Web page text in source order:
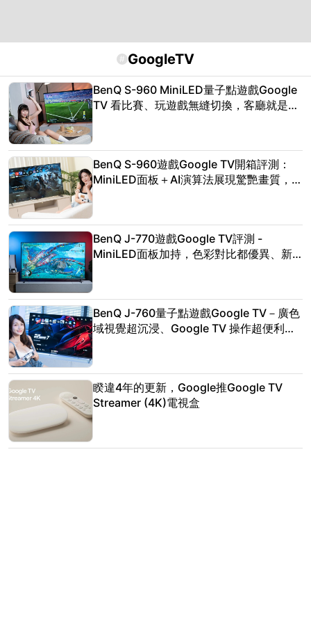
# GoogleTV
BenQ S-960 MiniLED量子點遊戲Google
TV 看比賽、玩遊戲無縫切換，客廳就是你
BenQ S-960遊戲Google TV開箱評測：
MiniLED面板＋AI演算法展現驚艷畫質，
BenQ J-770遊戲Google TV評測 -
MiniLED面板加持，色彩對比都優異、新
BenQ J-760量子點遊戲Google TV－廣色
域視覺超沉浸、Google TV 操作超便利，
睽違4年的更新，Google推Google TV
Streamer (4K)電視盒